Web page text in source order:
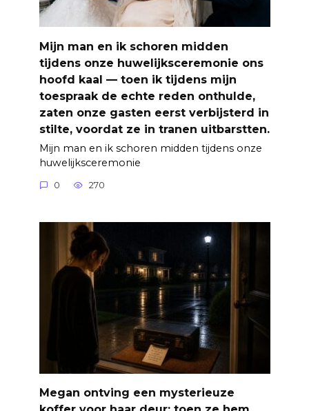
Mijn man en ik schoren midden
tijdens onze huwelijksceremonie ons
hoofd kaal — toen ik tijdens mijn
toespraak de echte reden onthulde,
zaten onze gasten eerst verbijsterd in
stilte, voordat ze in tranen uitbarstten.
Mijn man en ik schoren midden tijdens onze
huwelijksceremonie
0 270
Megan ontving een mysterieuze